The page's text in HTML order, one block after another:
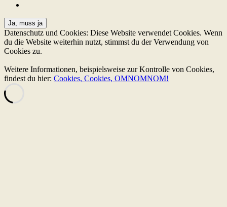
Datenschutz und Cookies: Diese Website verwendet Cookies. Wenn
du die Website weiterhin nutzt, stimmst du der Verwendung von
Cookies zu.
Weitere Informationen, beispielsweise zur Kontrolle von Cookies,
findest du hier: Cookies, Cookies, OMNOMNOM!